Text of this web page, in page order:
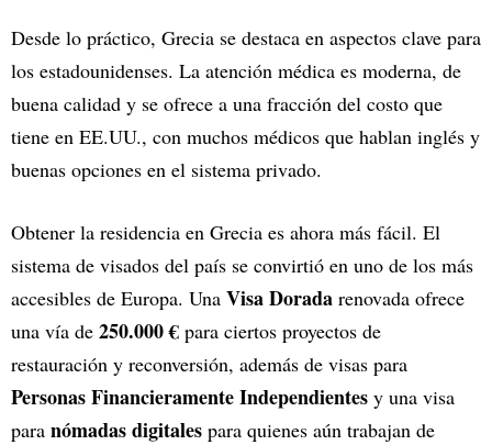
Desde lo práctico, Grecia se destaca en aspectos clave para
los estadounidenses. La atención médica es moderna, de
buena calidad y se ofrece a una fracción del costo que
tiene en EE.UU., con muchos médicos que hablan inglés y
buenas opciones en el sistema privado.
Obtener la residencia en Grecia es ahora más fácil. El
sistema de visados del país se convirtió en uno de los más
accesibles de Europa. Una Visa Dorada renovada ofrece
una vía de 250.000 € para ciertos proyectos de
restauración y reconversión, además de visas para
Personas Financieramente Independientes y una visa
para nómadas digitales para quienes aún trabajan de